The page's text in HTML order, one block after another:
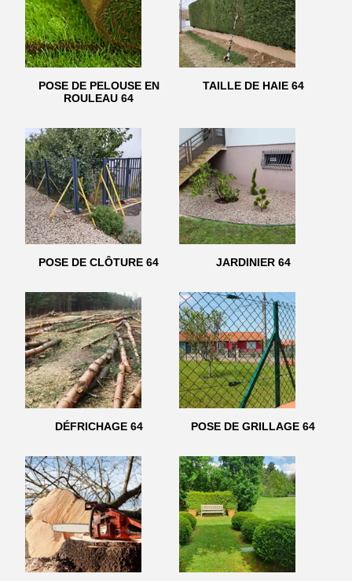
POSE DE PELOUSE EN
ROULEAU 64
TAILLE DE HAIE 64
POSE DE CLÔTURE 64 JARDINIER 64
DÉFRICHAGE 64 POSE DE GRILLAGE 64